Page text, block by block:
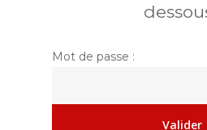
Mot de passe :